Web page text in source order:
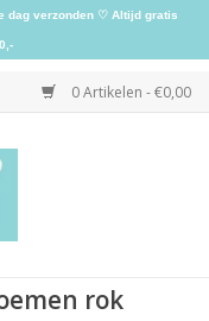
0 Artikelen - €0,00
rok
dag verzonden ♡ Altijd gratis